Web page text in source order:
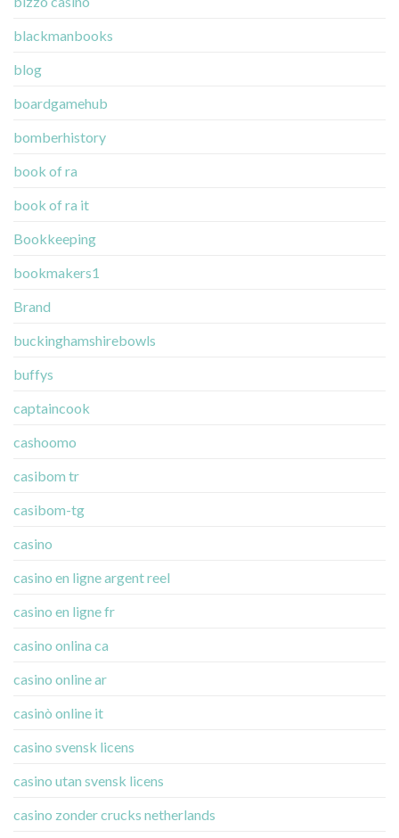
blackmanbooks
blog
boardgamehub
bomberhistory
book of ra
book of ra it
Bookkeeping
bookmakers1
Brand
buckinghamshirebowls
buffys
captaincook
cashoomo
casibom tr
casibom-tg
casino
casino en ligne argent reel
casino en ligne fr
casino onlina ca
casino online ar
casinò online it
casino svensk licens
casino utan svensk licens
casino zonder crucks netherlands